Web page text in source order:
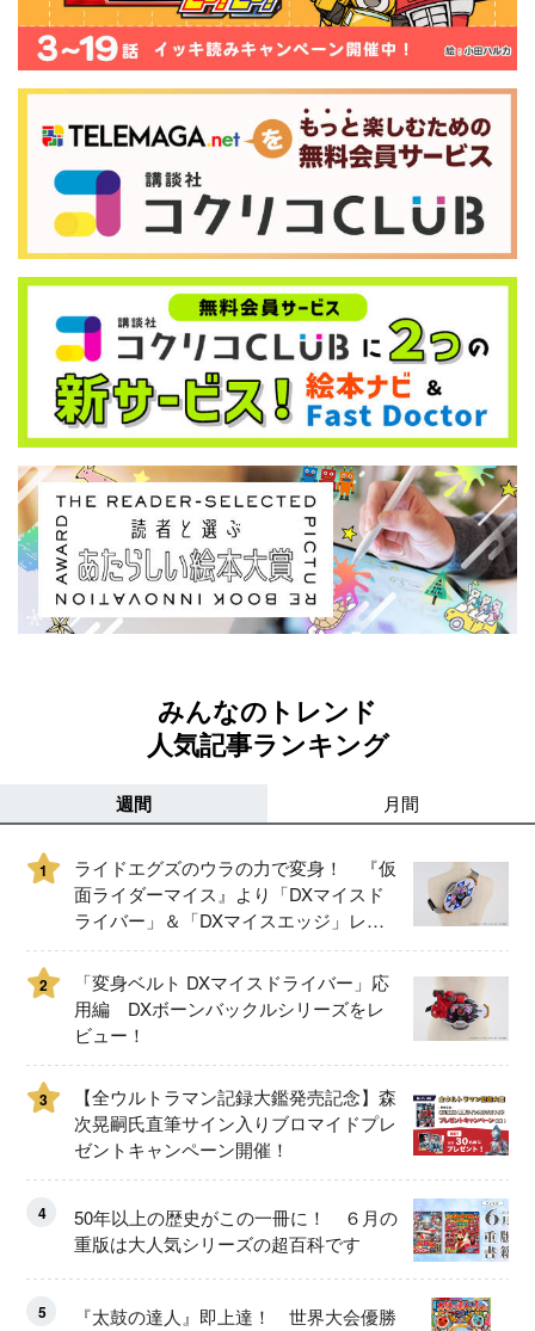
みんなのトレンド
人気記事ランキング
週間 月間
1
ライドエグズのウラの力で変身！ 『仮
面ライダーマイス』より「DXマイスド
ライバー」＆「DXマイスエッジ」レビ
ュー！
2
「変身ベルト DXマイスドライバー」応
用編 DXボーンバックルシリーズをレ
ビュー！
3
【全ウルトラマン記録大鑑発売記念】森
次晃嗣氏直筆サイン入りブロマイドプレ
ゼントキャンペーン開催！
4
50年以上の歴史がこの一冊に！ ６月の
重版は大人気シリーズの超百科です
5
『太鼓の達人』即上達！ 世界大会優勝